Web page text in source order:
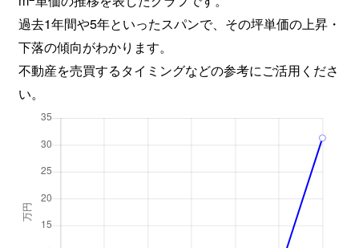
過去1年間や5年といったスパンで、その坪単価の上昇・
下落の傾向がわかります。
不動産を売買するタイミングなどの参考にご活用くださ
い。